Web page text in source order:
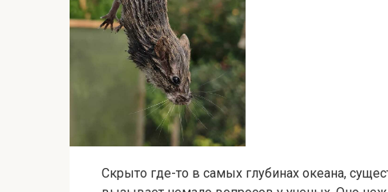
Скрыто где-то в самых глубинах океана,